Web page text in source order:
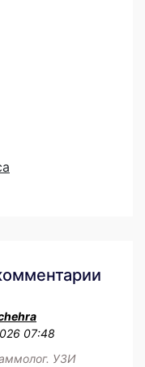
07:48
УЗИ